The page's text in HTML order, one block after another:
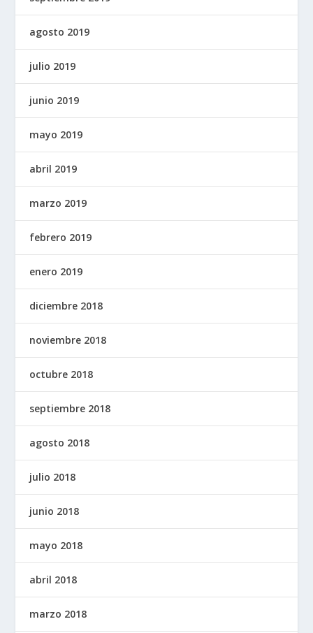
agosto 2019
julio 2019
junio 2019
mayo 2019
abril 2019
marzo 2019
febrero 2019
enero 2019
diciembre 2018
noviembre 2018
octubre 2018
septiembre 2018
agosto 2018
julio 2018
junio 2018
mayo 2018
abril 2018
marzo 2018